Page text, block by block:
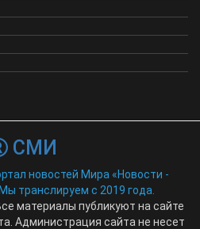
СМИ
новостей Мира «Новости -
транслируем с 2019 года.
материалы публикуют на сайте
Администрация сайта не несет